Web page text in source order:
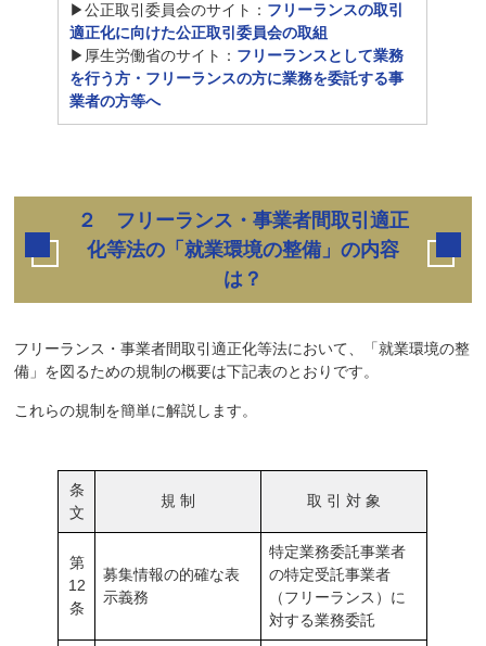
▶公正取引委員会のサイト： フリーランスの取引
適正化に向けた公正取引委員会の取組
▶厚生労働省のサイト： フリーランスとして業務
を行う方・フリーランスの方に業務を委託する事
業者の方等へ
２ フリーランス・事業者間取引適正
化等法の「就業環境の整備」の内容
は？
フリーランス・事業者間取引適正化等法において、「就業環境の整
備」を図るための規制の概要は下記表のとおりです。
これらの規制を簡単に解説します。
条
文
規 制 取 引 対 象
第
12
条
募集情報の的確な表
示義務
特定業務委託事業者
の特定受託事業者
（フリーランス）に
対する業務委託